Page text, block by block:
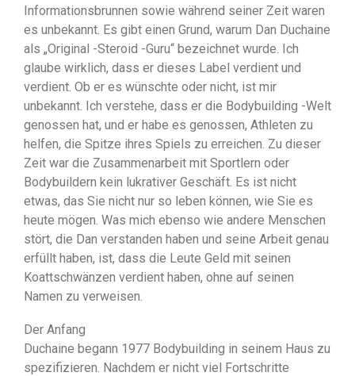
Informationsbrunnen sowie während seiner Zeit waren
es unbekannt. Es gibt einen Grund, warum Dan Duchaine
als „Original -Steroid -Guru“ bezeichnet wurde. Ich
glaube wirklich, dass er dieses Label verdient und
verdient. Ob er es wünschte oder nicht, ist mir
unbekannt. Ich verstehe, dass er die Bodybuilding -Welt
genossen hat, und er habe es genossen, Athleten zu
helfen, die Spitze ihres Spiels zu erreichen. Zu dieser
Zeit war die Zusammenarbeit mit Sportlern oder
Bodybuildern kein lukrativer Geschäft. Es ist nicht
etwas, das Sie nicht nur so leben können, wie Sie es
heute mögen. Was mich ebenso wie andere Menschen
stört, die Dan verstanden haben und seine Arbeit genau
erfüllt haben, ist, dass die Leute Geld mit seinen
Koattschwänzen verdient haben, ohne auf seinen
Namen zu verweisen.
Der Anfang
Duchaine begann 1977 Bodybuilding in seinem Haus zu
spezifizieren. Nachdem er nicht viel Fortschritte